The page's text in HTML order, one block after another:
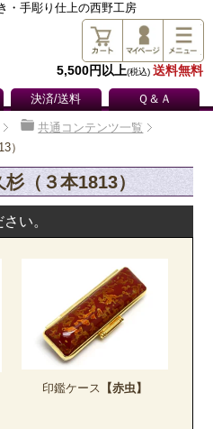
・手彫り仕上の西野工房
5,500円以上(税込) 送料無料
決済/送料 Ｑ＆Ａ
共通コンテンツ一覧
）
（３本1813）
い。
印鑑ケース 【赤虫】